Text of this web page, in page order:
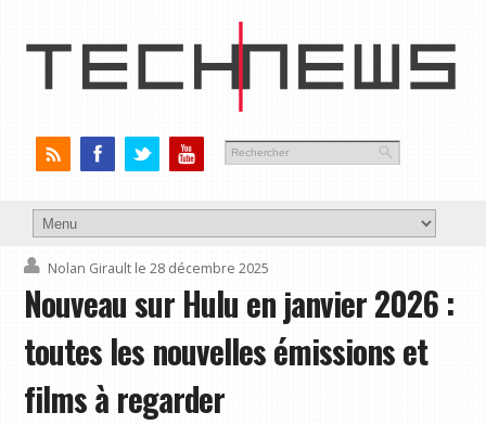
Nolan Girault le 28 décembre 2025
Nouveau sur Hulu en janvier 2026 :
toutes les nouvelles émissions et
films à regarder